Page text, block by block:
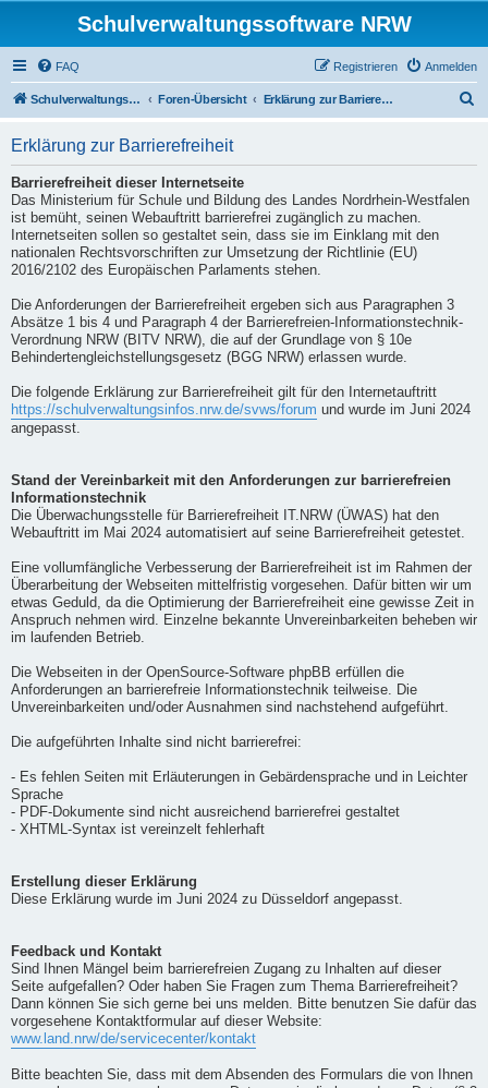
Schulverwaltungssoftware NRW
FAQ Anmelden
Registrieren
Schulverwaltungssoftware NRW Foren-Übersicht Erklärung zur Barrierefreiheit
Erklärung zur Barrierefreiheit
Barrierefreiheit dieser Internetseite
Das Ministerium für Schule und Bildung des Landes Nordrhein-Westfalen
ist bemüht, seinen Webauftritt barrierefrei zugänglich zu machen.
Internetseiten sollen so gestaltet sein, dass sie im Einklang mit den
nationalen Rechtsvorschriften zur Umsetzung der Richtlinie (EU)
2016/2102 des Europäischen Parlaments stehen.
Die Anforderungen der Barrierefreiheit ergeben sich aus Paragraphen 3
Absätze 1 bis 4 und Paragraph 4 der Barrierefreien-Informationstechnik-
Verordnung NRW (BITV NRW), die auf der Grundlage von § 10e
Behindertengleichstellungsgesetz (BGG NRW) erlassen wurde.
Die folgende Erklärung zur Barrierefreiheit gilt für den Internetauftritt
https://schulverwaltungsinfos.nrw.de/svws/forum und wurde im Juni 2024
angepasst.
Stand der Vereinbarkeit mit den Anforderungen zur barrierefreien
Informationstechnik
Die Überwachungsstelle für Barrierefreiheit IT.NRW (ÜWAS) hat den
Webauftritt im Mai 2024 automatisiert auf seine Barrierefreiheit getestet.
Eine vollumfängliche Verbesserung der Barrierefreiheit ist im Rahmen der
Überarbeitung der Webseiten mittelfristig vorgesehen. Dafür bitten wir um
etwas Geduld, da die Optimierung der Barrierefreiheit eine gewisse Zeit in
Anspruch nehmen wird. Einzelne bekannte Unvereinbarkeiten beheben wir
im laufenden Betrieb.
Die Webseiten in der OpenSource-Software phpBB erfüllen die
Anforderungen an barrierefreie Informationstechnik teilweise. Die
Unvereinbarkeiten und/oder Ausnahmen sind nachstehend aufgeführt.
Die aufgeführten Inhalte sind nicht barrierefrei:
- Es fehlen Seiten mit Erläuterungen in Gebärdensprache und in Leichter
Sprache
- PDF-Dokumente sind nicht ausreichend barrierefrei gestaltet
- XHTML-Syntax ist vereinzelt fehlerhaft
Erstellung dieser Erklärung
Diese Erklärung wurde im Juni 2024 zu Düsseldorf angepasst.
Feedback und Kontakt
Sind Ihnen Mängel beim barrierefreien Zugang zu Inhalten auf dieser
Seite aufgefallen? Oder haben Sie Fragen zum Thema Barrierefreiheit?
Dann können Sie sich gerne bei uns melden. Bitte benutzen Sie dafür das
vorgesehene Kontaktformular auf dieser Website:
www.land.nrw/de/servicecenter/kontakt
Bitte beachten Sie, dass mit dem Absenden des Formulars die von Ihnen